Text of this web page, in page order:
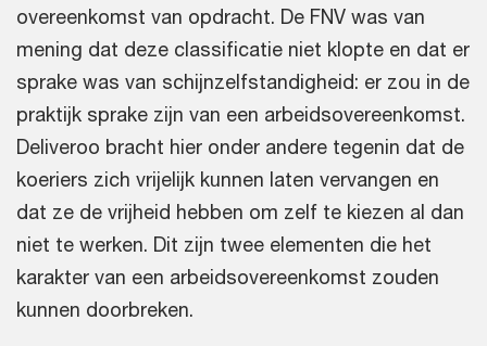
overeenkomst van opdracht. De FNV was van
mening dat deze classificatie niet klopte en dat er
sprake was van schijnzelfstandigheid: er zou in de
praktijk sprake zijn van een arbeidsovereenkomst.
Deliveroo bracht hier onder andere tegenin dat de
koeriers zich vrijelijk kunnen laten vervangen en
dat ze de vrijheid hebben om zelf te kiezen al dan
niet te werken. Dit zijn twee elementen die het
karakter van een arbeidsovereenkomst zouden
kunnen doorbreken.